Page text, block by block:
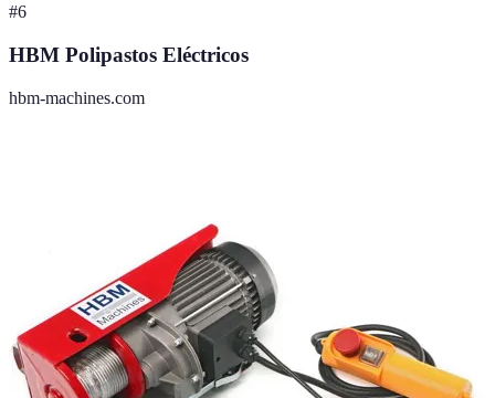
#6
HBM Polipastos Eléctricos
hbm-machines.com